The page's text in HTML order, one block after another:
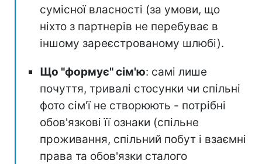
сумісної власності (за умови, що
ніхто з партнерів не перебуває в
іншому зареєстрованому шлюбі).
Що "формує" сім'ю: самі лише
почуття, тривалі стосунки чи спільні
фото сім'ї не створюють - потрібні
обов'язкові її ознаки (спільне
проживання, спільний побут і взаємні
права та обов'язки сталого